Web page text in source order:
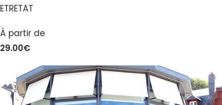
ETRETAT
À partir de
29.00€